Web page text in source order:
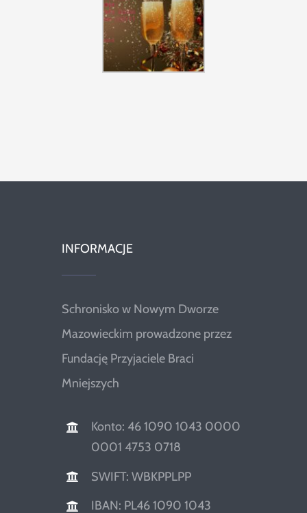
INFORMACJE
Schronisko w Nowym Dworze
Mazowieckim prowadzone przez
Fundację Przyjaciele Braci
Mniejszych
Konto: 46 1090 1043 0000
0001 4753 0718
SWIFT: WBKPPLPP
IBAN: PL46 1090 1043